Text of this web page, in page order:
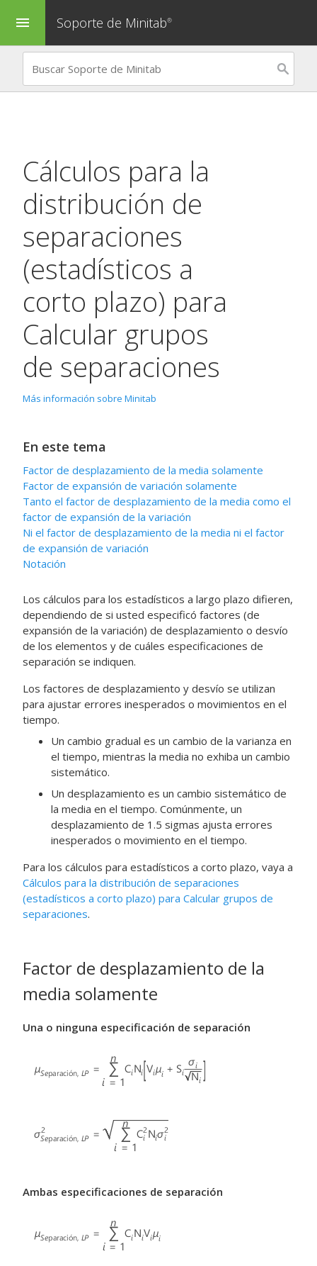
menu Soporte de Minitab®
Cálculos para la
distribución de
separaciones
(estadísticos a
corto plazo) para
Calcular grupos
de separaciones
Más información sobre Minitab
En este tema
Factor de desplazamiento de la media solamente
Factor de expansión de variación solamente
Tanto el factor de desplazamiento de la media como el
factor de expansión de la variación
Ni el factor de desplazamiento de la media ni el factor
de expansión de variación
Notación
Los cálculos para los estadísticos a largo plazo difieren,
dependiendo de si usted especificó factores (de
expansión de la variación) de desplazamiento o desvío
de los elementos y de cuáles especificaciones de
separación se indiquen.
Los factores de desplazamiento y desvío se utilizan
para ajustar errores inesperados o movimientos en el
tiempo.
Un cambio gradual es un cambio de la varianza en
el tiempo, mientras la media no exhiba un cambio
sistemático.
Un desplazamiento es un cambio sistemático de
la media en el tiempo. Comúnmente, un
desplazamiento de 1.5 sigmas ajusta errores
inesperados o movimiento en el tiempo.
Para los cálculos para estadísticos a corto plazo, vaya a
Cálculos para la distribución de separaciones
(estadísticos a corto plazo) para Calcular grupos de
separaciones.
Factor de desplazamiento de la
media solamente
Una o ninguna especificación de separación
Ambas especificaciones de separación